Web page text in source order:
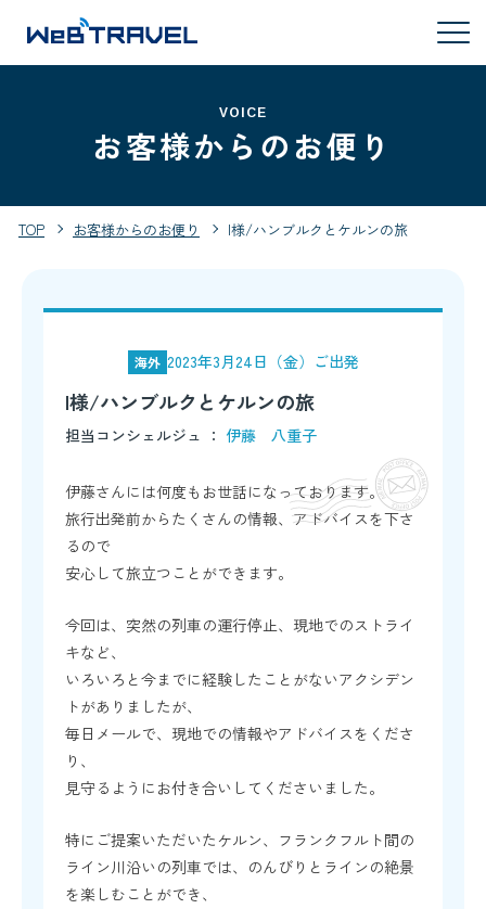
VOICE
お客様からのお便り
TOP お客様からのお便り I様/ハンブルクとケルンの旅
海外 2023年3月24日（金）ご出発
I様/ハンブルクとケルンの旅
担当コンシェルジュ ： 伊藤 八重子
伊藤さんには何度もお世話になっております。
旅行出発前からたくさんの情報、アドバイスを下さ
るので
安心して旅立つことができます。
今回は、突然の列車の運行停止、現地でのストライ
キなど、
いろいろと今までに経験したことがないアクシデン
トがありましたが、
毎日メールで、現地での情報やアドバイスをくださ
り、
見守るようにお付き合いしてくださいました。
特にご提案いただいたケルン、フランクフルト間の
ライン川沿いの列車では、のんびりとラインの絶景
を楽しむことができ、